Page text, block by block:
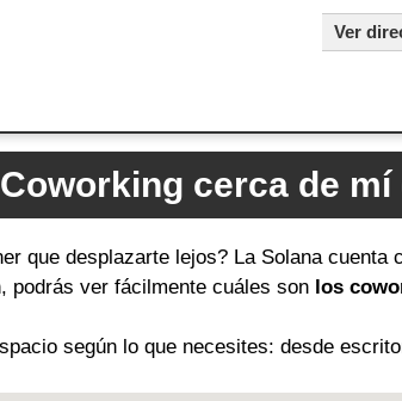
Ver
Coworking cerca de mí
que desplazarte lejos? La Solana
podrás ver fácilmente cuáles son los
según lo que necesites: desde